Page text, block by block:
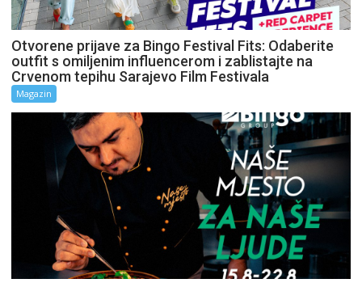
Otvorene prijave za Bingo Festival Fits: Odaberite
outfit s omiljenim influencerom i zablistajte na
Crvenom tepihu Sarajevo Film Festivala
Magazin